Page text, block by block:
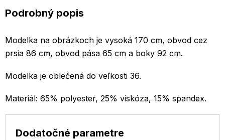
Podrobný popis
Modelka na obrázkoch je vysoká 170 cm, obvod cez
prsia 86 cm, obvod pása 65 cm a boky 92 cm.
Modelka je oblečená do veľkosti 36.
Materiál: 65% polyester, 25% viskóza, 15% spandex.
Dodatočné parametre